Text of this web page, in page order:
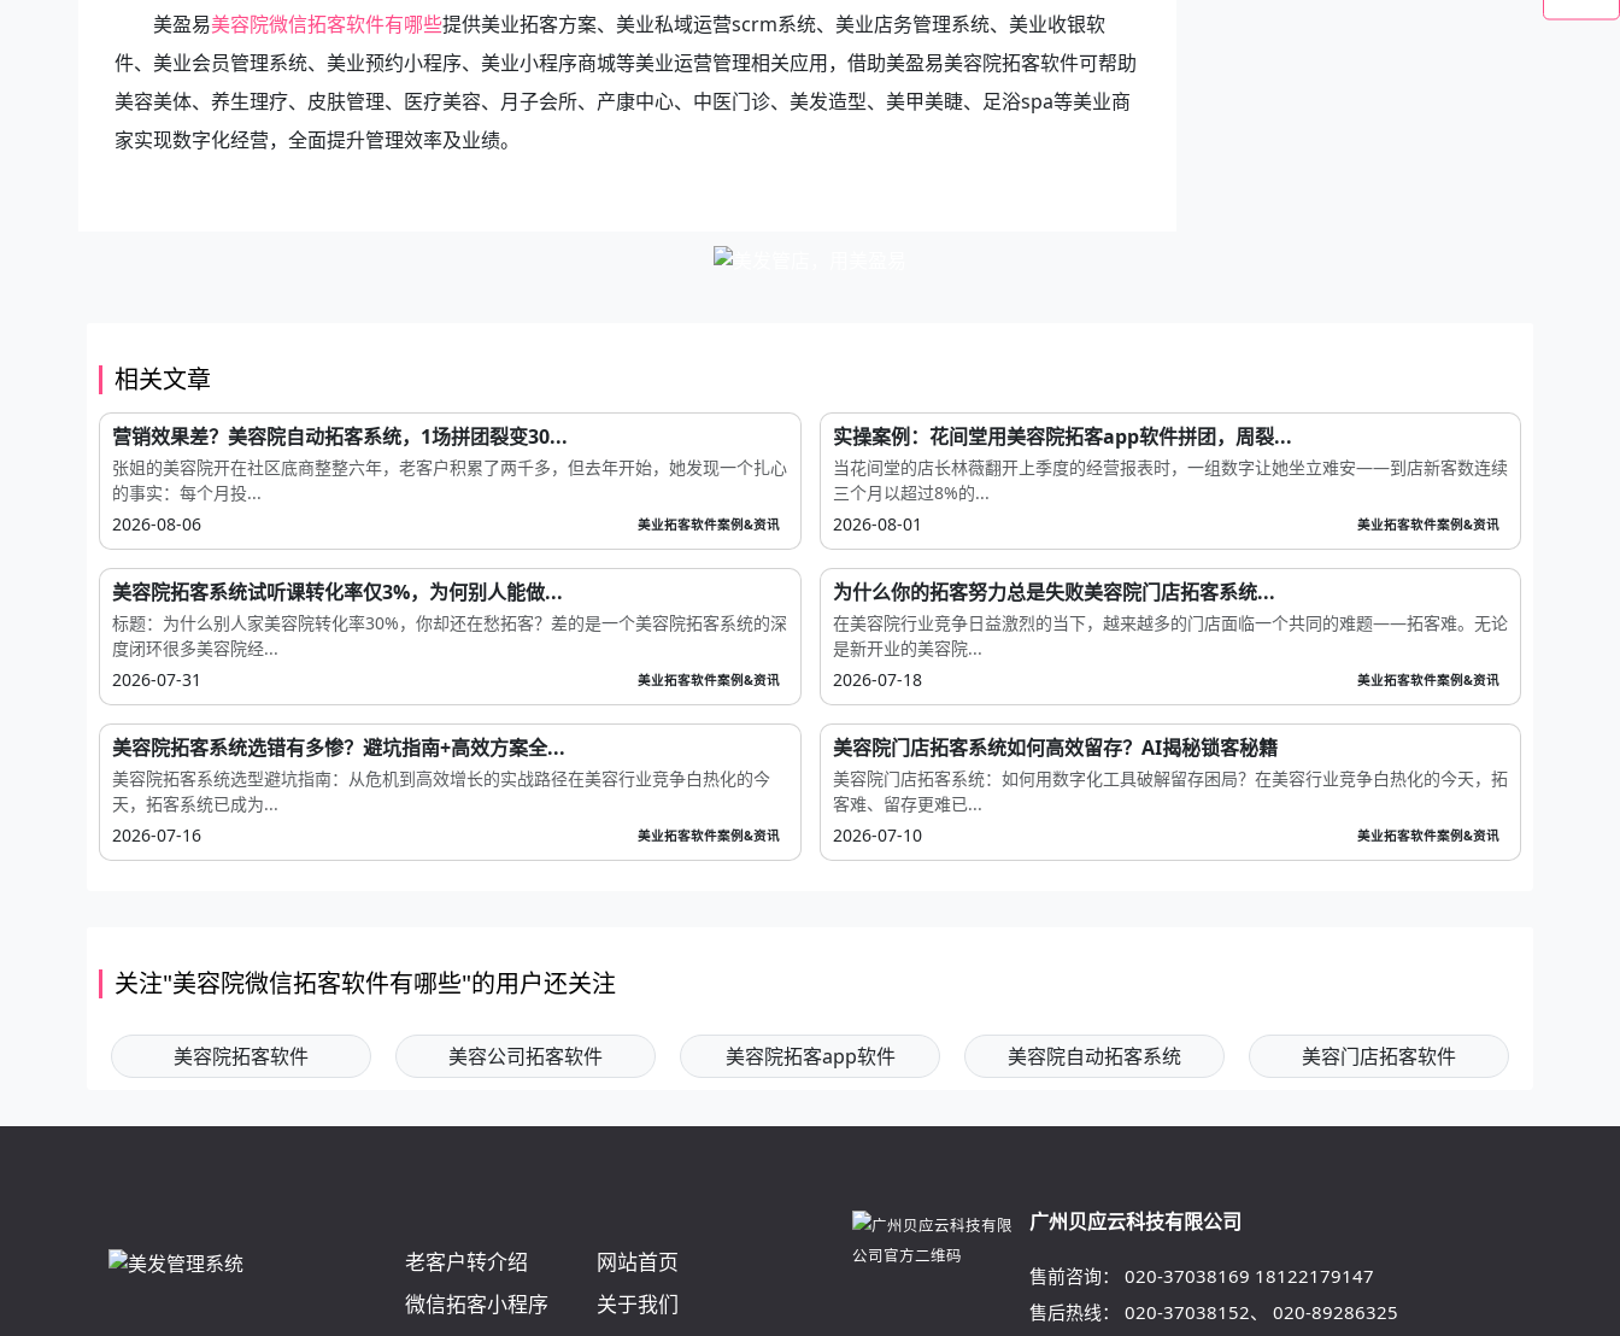
美盈易美容院微信拓客软件有哪些提供美业拓客方案、美业私域运营scrm系统、 美业店务管理系统、美业收银软
件、美业会员管理系统、美业预约小程序、美业小程序商城等美业运营管理相关应用，借助美盈易美容院拓客软件可帮助
美容美体、养生理疗、皮肤管理、医疗美容、月子会所、产康中心、中医门诊、美发造型、美甲美睫、足浴spa等美业商
家实现数字化经营，全面提升管理效率及业绩。
相关文章
营销效果差？美容院自动拓客系统，1场拼团裂变30...
张姐的美容院开在社区底商整整六年，老客户积累了两千多，但去年开始，她发现一个扎心
的事实：每个月投...
2026-08-06
美业拓客软件案例&资讯
实操案例：花间堂用美容院拓客app软件拼团，周裂...
当花间堂的店长林薇翻开上季度的经营报表时，一组数字让她坐立难安——到店新客数连续
三个月以超过8%的...
2026-08-01
美业拓客软件案例&资讯
美容院拓客系统试听课转化率仅3%，为何别人能做...
标题：为什么别人家美容院转化率30%，你却还在愁拓客？差的是一个美容院拓客系统的深
度闭环很多美容院经...
2026-07-31
美业拓客软件案例&资讯
为什么你的拓客努力总是失败美容院门店拓客系统...
在美容院行业竞争日益激烈的当下，越来越多的门店面临一个共同的难题——拓客难。无论
是新开业的美容院...
2026-07-18
美业拓客软件案例&资讯
美容院拓客系统选错有多惨？避坑指南+高效方案全...
美容院拓客系统选型避坑指南：从危机到高效增长的实战路径在美容行业竞争白热化的今
天，拓客系统已成为...
2026-07-16
美业拓客软件案例&资讯
美容院门店拓客系统如何高效留存？AI揭秘锁客秘籍
美容院门店拓客系统：如何用数字化工具破解留存困局？在美容行业竞争白热化的今天，拓
客难、留存更难已...
2026-07-10
美业拓客软件案例&资讯
关注"美容院微信拓客软件有哪些"的用户还关注
美容院拓客软件 美容公司拓客软件 美容院拓客app软件 美容院自动拓客系统 美容门店拓客软件
老客户转介绍
网站首页
微信拓客小程序
关于我们
广州贝应云科技有限公司
售前咨询： 020-37038169 18122179147
售后热线：
020-37038152、 020-89286325